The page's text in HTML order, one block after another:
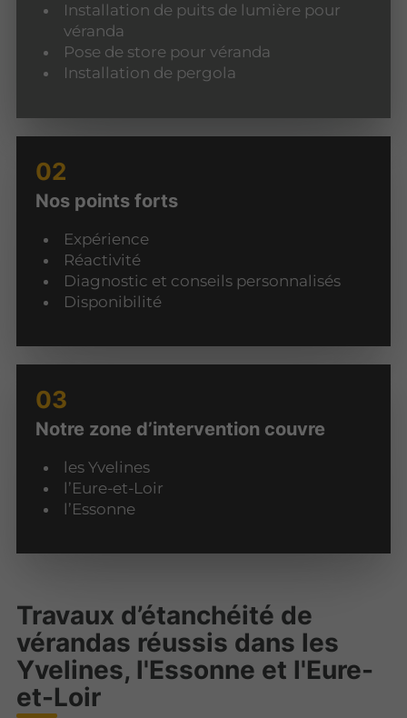
Installation de puits de lumière pour
véranda
Pose de store pour véranda
Installation de pergola
Nos points forts
Expérience
Réactivité
Diagnostic et conseils personnalisés
Disponibilité
Notre zone d’intervention couvre
les Yvelines
l’Eure-et-Loir
l’Essonne
Travaux d’étanchéité de
vérandas réussis dans les
Yvelines, l'Essonne et l'Eure-
et-Loir